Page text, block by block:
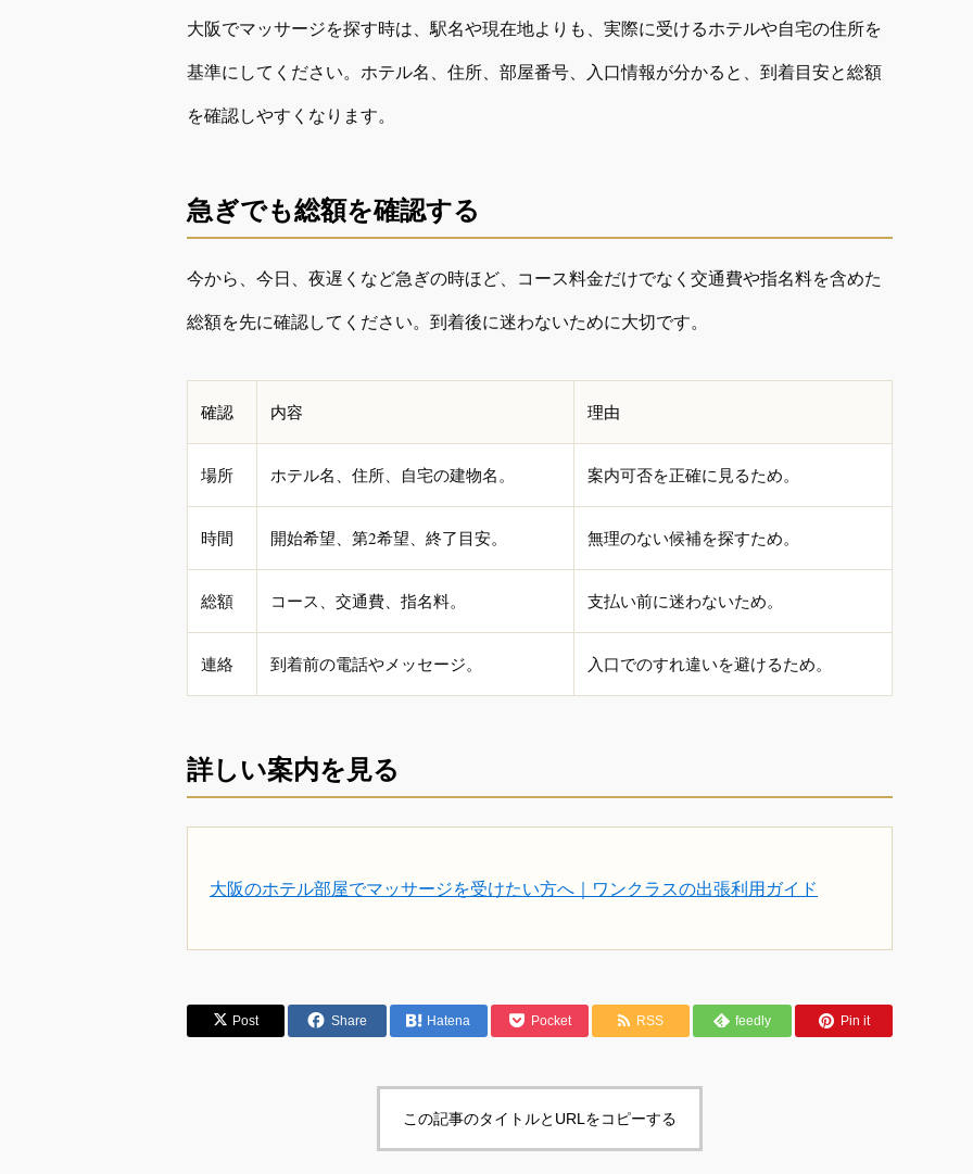
大阪でマッサージを探す時は、駅名や現在地よりも、実際に受けるホテルや自宅の住所を
基準にしてください。ホテル名、住所、部屋番号、入口情報が分かると、到着目安と総額
を確認しやすくなります。
急ぎでも総額を確認する
今から、今日、夜遅くなど急ぎの時ほど、コース料金だけでなく交通費や指名料を含めた
総額を先に確認してください。到着後に迷わないために大切です。
確認 内容 理由
場所 ホテル名、住所、自宅の建物名。 案内可否を正確に見るため。
時間 開始希望、第2希望、終了目安。 無理のない候補を探すため。
総額 コース、交通費、指名料。 支払い前に迷わないため。
連絡 到着前の電話やメッセージ。 入口でのすれ違いを避けるため。
詳しい案内を見る
大阪のホテル部屋でマッサージを受けたい方へ｜ワンクラスの出張利用ガイド
Post Share Hatena Pocket RSS feedly Pin it
この記事のタイトルとURLをコピーする